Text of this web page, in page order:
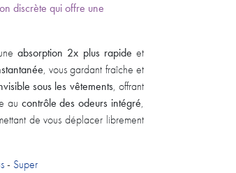
discrète qui offre une
absorption 2x plus rapide et
, vous gardant fraîche et
sous les vêtements, offrant
au contrôle des odeurs intégré,
de vous déplacer librement
- Super